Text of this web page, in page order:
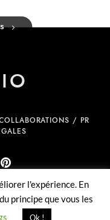
/ PR
réservés
l'expérience. En
principe que vous les
Ok !